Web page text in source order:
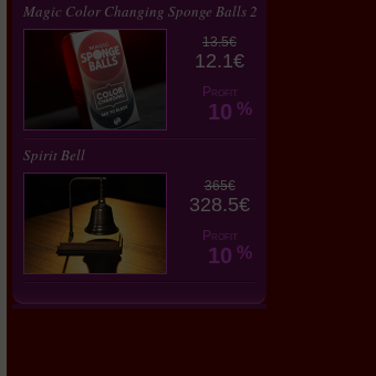
Magic Color Changing Sponge Balls 2
13.5€
12.1€
Profit
10 %
Spirit Bell
365€
328.5€
Profit
10 %